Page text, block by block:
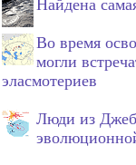
Найдена
Во время
могли
эласмотериев
Люди из